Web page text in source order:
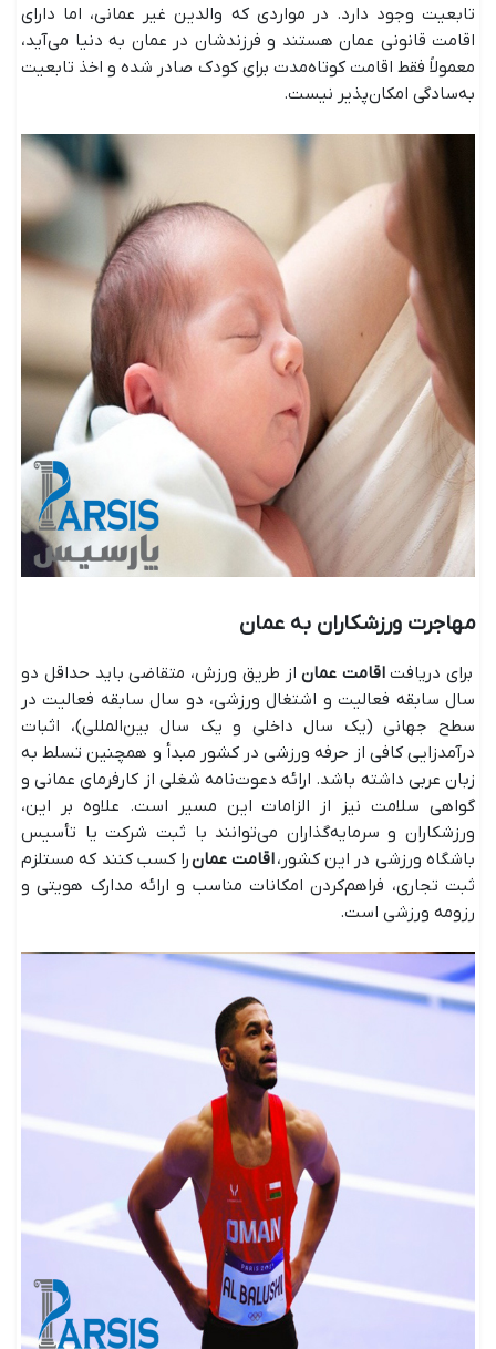
تابعیت وجود دارد. در مواردی که والدین غیر عمانی، اما دارای
اقامت قانونی عمان هستند و فرزندشان در عمان به دنیا می‌آید،
معمولاً فقط اقامت کوتاه‌مدت برای کودک صادر شده و اخذ تابعیت
به‌سادگی امکان‌پذیر نیست.
مهاجرت ورزشکاران به عمان
برای دریافتاقامت عمان از طریق ورزش، متقاضی باید حداقل دو
سال سابقه فعالیت و اشتغال ورزشی، دو سال سابقه فعالیت در
سطح جهانی (یک سال داخلی و یک سال بین‌المللی)، اثبات
درآمدزایی کافی از حرفه ورزشی در کشور مبدأ و همچنین تسلط به
زبان عربی داشته باشد. ارائه دعوت‌نامه شغلی از کارفرمای عمانی و
گواهی سلامت نیز از الزامات این مسیر است. علاوه بر این،
ورزشکاران و سرمایه‌گذاران می‌توانند با ثبت شرکت یا تأسیس
باشگاه ورزشی در این کشور،اقامت عمانرا کسب کنند که مستلزم
ثبت تجاری، فراهم‌کردن امکانات مناسب و ارائه مدارک هویتی و
رزومه ورزشی است.